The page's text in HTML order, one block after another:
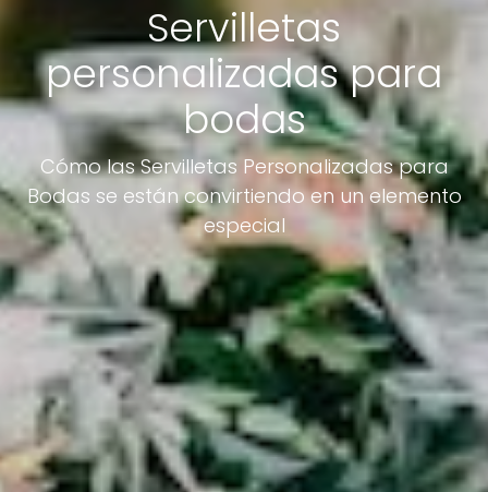
Servilletas
personalizadas para
bodas
Cómo las Servilletas Personalizadas para
Bodas se están convirtiendo en un elemento
especial